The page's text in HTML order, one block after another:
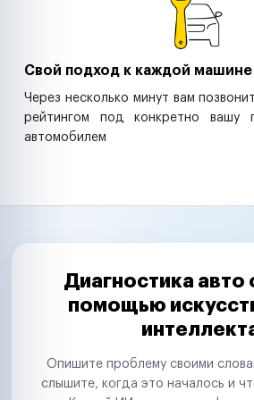
Свой подход к каждой машине
Через несколько минут вам
рейтингом под конкретно вашу
автомобилем
Диагностика авто
помощью
Опишите проблему своими
слышите, когда это началось и